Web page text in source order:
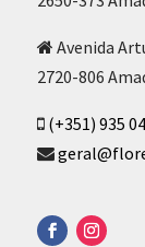
Avenida
2720-806
(+351) 935